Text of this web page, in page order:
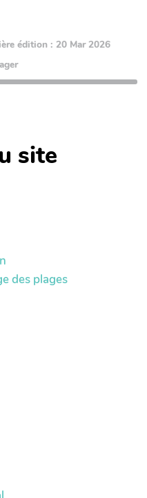
édition : 20 Mar 2026
site
des plages